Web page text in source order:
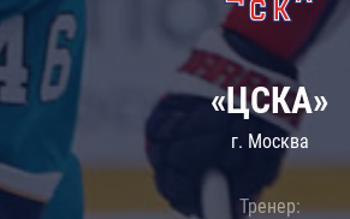
«ЦСКА»
г. Москва
Тренер: